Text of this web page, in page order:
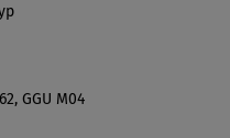
GGU M04